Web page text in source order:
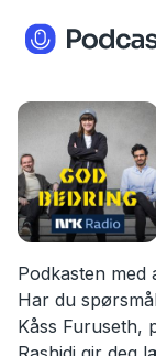
Podkasten med
Har du
Kåss Furuseth,